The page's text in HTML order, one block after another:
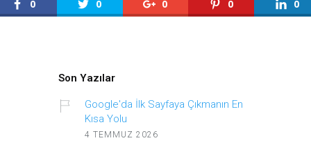
0 0 0 0 0
Son Yazılar
Google'da İlk Sayfaya Çıkmanın En
Kısa Yolu
4 TEMMUZ 2026